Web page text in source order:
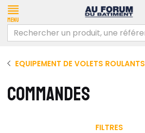
Menu
EQUIPEMENT DE VOLETS ROULANTS
COMMANDES
FILTRES